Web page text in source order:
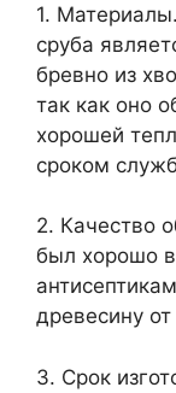
1.
сруба
бревно из
так как оно
хорошей
сроком
2. Качество
был хорошо
древесину
3. Срок